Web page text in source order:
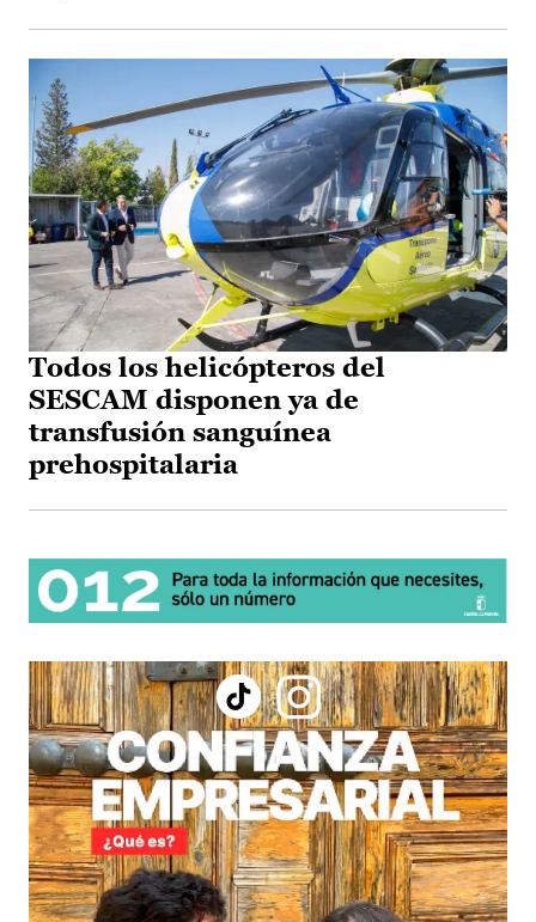
Todos los helicópteros del
SESCAM disponen ya de
transfusión sanguínea
prehospitalaria